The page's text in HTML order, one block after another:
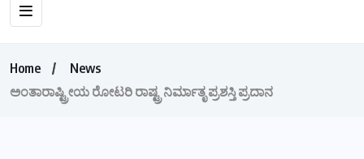
Home
News
ಅಂತಾರಾಷ್ಟ್ರೀಯ ರೋಟರಿ ರಾಷ್ಟ್ರ ನಿರ್ಮಾತೃ ಪ್ರಶಸ್ತಿ ಪ್ರದಾನ